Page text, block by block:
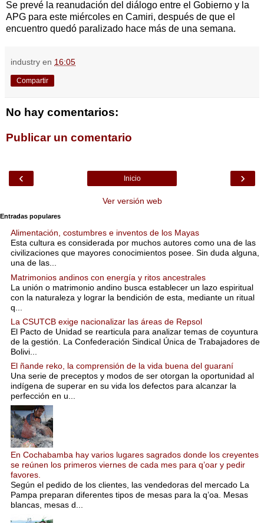
Se prevé la reanudación del diálogo entre el Gobierno y la
APG para este miércoles en Camiri, después de que el
encuentro quedó paralizado hace más de una semana.
industry en 16:05
Compartir
No hay comentarios:
Publicar un comentario
‹ ›
Inicio
Ver versión web
Entradas populares
Alimentación, costumbres e inventos de los Mayas
Esta cultura es considerada por muchos autores como una de las
civilizaciones que mayores conocimientos posee. Sin duda alguna,
una de las...
Matrimonios andinos con energía y ritos ancestrales
La unión o matrimonio andino busca establecer un lazo espiritual
con la naturaleza y lograr la bendición de esta, mediante un ritual
q...
La CSUTCB exige nacionalizar las áreas de Repsol
El Pacto de Unidad se rearticula para analizar temas de coyuntura
de la gestión. La Confederación Sindical Única de Trabajadores de
Bolivi...
El ñande reko, la comprensión de la vida buena del guaraní
Una serie de preceptos y modos de ser otorgan la oportunidad al
indígena de superar en su vida los defectos para alcanzar la
perfección en u...
En Cochabamba hay varios lugares sagrados donde los creyentes
se reúnen los primeros viernes de cada mes para q’oar y pedir
favores.
Según el pedido de los clientes, las vendedoras del mercado La
Pampa preparan diferentes tipos de mesas para la q’oa. Mesas
blancas, mesas d...